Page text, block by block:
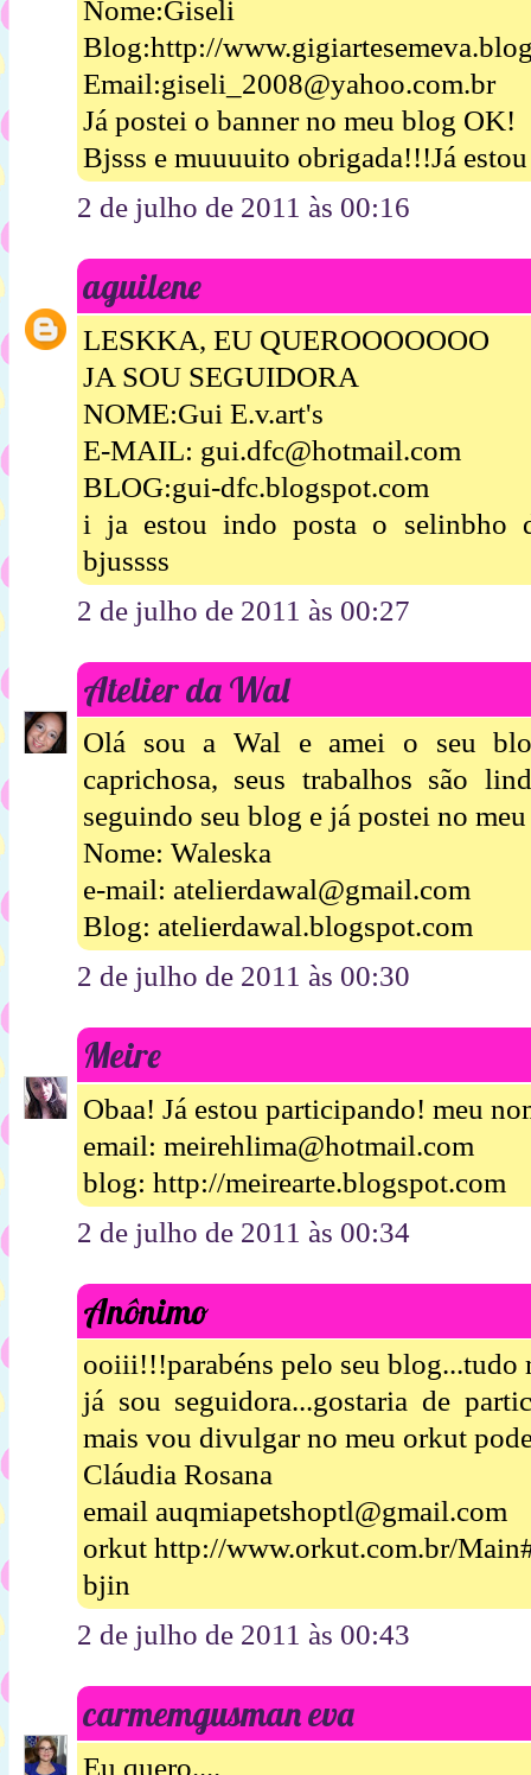
Nome:Giseli
Blog:http://
Email:giseli_2008@yahoo.com.br
Já postei o banner no meu blog OK!
Bjsss e muuuuito obrigada!!!Já
2 de julho de 2011 às 00:16
aguilene
LESKKA, EU QUEROOOOOOO
JA SOU SEGUIDORA
NOME:Gui E.v.art's
E-MAIL: gui.dfc@hotmail.com
BLOG:gui-dfc.blogspot.com
i ja estou indo posta o selinbho
bjussss
2 de julho de 2011 às 00:27
Atelier da Wal
Olá sou a Wal e amei o seu
caprichosa, seus trabalhos são
seguindo seu blog e já postei no
Nome: Waleska
e-mail: atelierdawal@gmail.com
Blog: atelierdawal.blogspot.com
2 de julho de 2011 às 00:30
Meire
Obaa! Já estou participando! meu
email: meirehlima@hotmail.com
blog: http://meirearte.blogspot.com
2 de julho de 2011 às 00:34
Anônimo
ooiii!!!parabéns pelo seu
já sou seguidora...gostaria de
mais vou divulgar no meu orkut
Cláudia Rosana
email auqmiapetshoptl@gmail.com
orkut http://www.orkut.com.br/
bjin
2 de julho de 2011 às 00:43
carmemgusman eva
Eu quero....